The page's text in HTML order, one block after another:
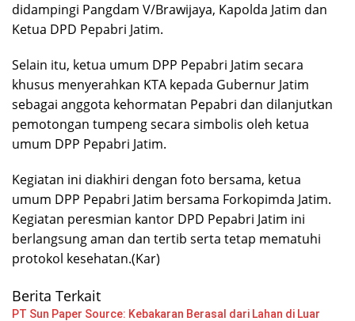
didampingi Pangdam V/Brawijaya, Kapolda Jatim dan
Ketua DPD Pepabri Jatim.
Selain itu, ketua umum DPP Pepabri Jatim secara
khusus menyerahkan KTA kepada Gubernur Jatim
sebagai anggota kehormatan Pepabri dan dilanjutkan
pemotongan tumpeng secara simbolis oleh ketua
umum DPP Pepabri Jatim.
Kegiatan ini diakhiri dengan foto bersama, ketua
umum DPP Pepabri Jatim bersama Forkopimda Jatim.
Kegiatan peresmian kantor DPD Pepabri Jatim ini
berlangsung aman dan tertib serta tetap mematuhi
protokol kesehatan.(Kar)
Berita Terkait
PT Sun Paper Source: Kebakaran Berasal dari Lahan di Luar